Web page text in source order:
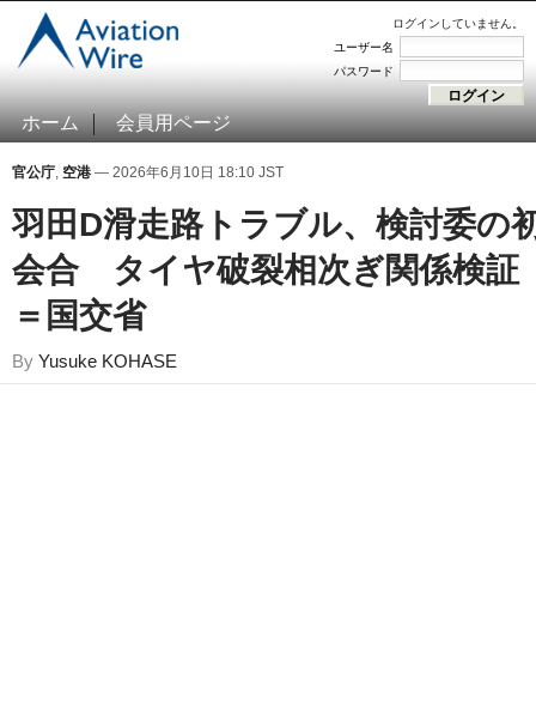
ログインしていません。
ユーザー名
パスワード
ホーム 会員用ページ
官公庁, 空港 — 2026年6月10日 18:10 JST
羽田D滑走路トラブル、検討委の
会合 タイヤ破裂相次ぎ関係検証
＝国交省
By Yusuke KOHASE